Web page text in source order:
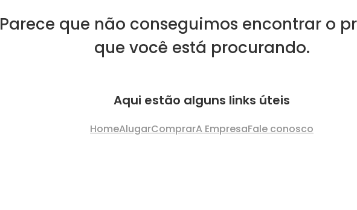
Parece que não conseguimos encontrar o
que você está procurando.
Aqui estão alguns links úteis
HomeAlugarComprarA EmpresaFale conosco